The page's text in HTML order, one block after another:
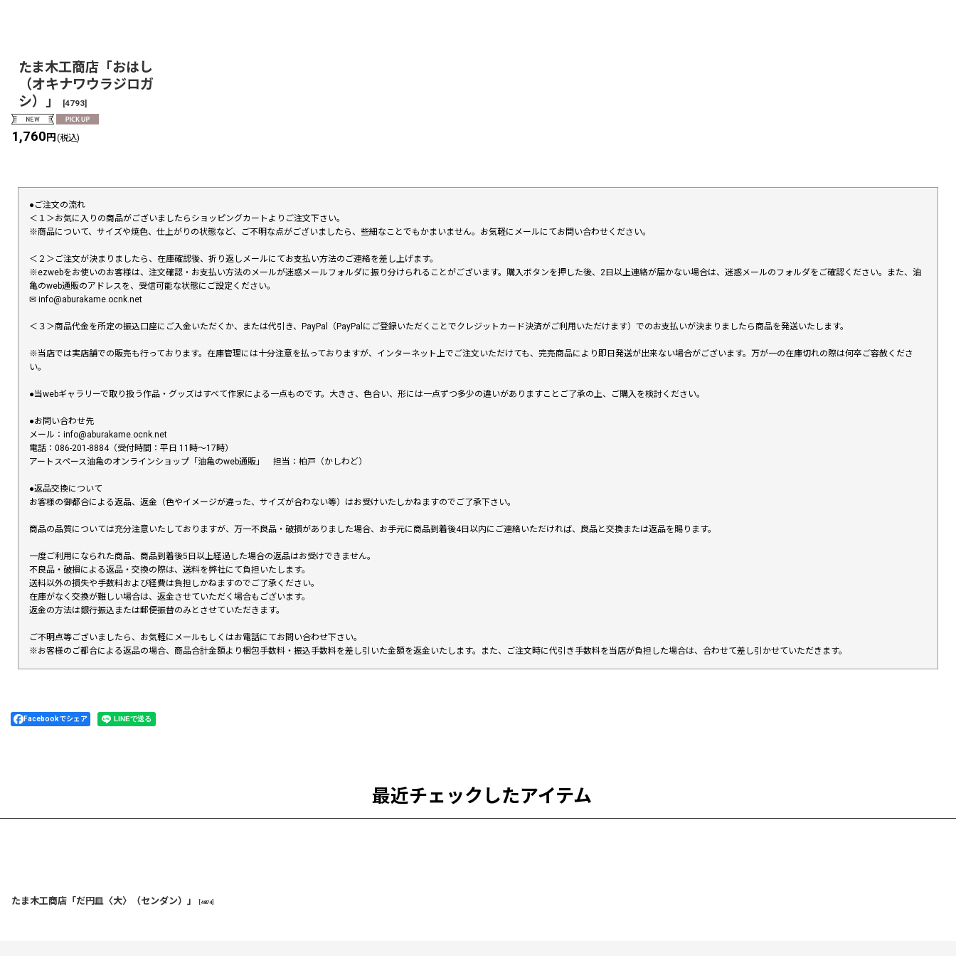
たま木工商店「おはし
（オキナワウラジロガ
シ）」
[4793]
1,760円 (税込)
●ご注文の流れ
＜１＞お気に入りの商品がございましたらショッピングカートよりご注文下さい。
※商品について、サイズや焼色、仕上がりの状態など、ご不明な点がございましたら、些細なことでもかまいません。お気軽にメールにてお問い合わせください。
＜２＞ご注文が決まりましたら、在庫確認後、折り返しメールにてお支払い方法のご連絡を差し上げます。
※ezwebをお使いのお客様は、注文確認・お支払い方法のメールが迷惑メールフォルダに振り分けられることがございます。購入ボタンを押した後、2日以上連絡が届かない場合は、迷惑メールのフォルダをご確認ください。また、油
亀のweb通販のアドレスを、受信可能な状態にご設定ください。
✉︎ info@aburakame.ocnk.net
＜３＞商品代金を所定の振込口座にご入金いただくか、または代引き、PayPal（PayPalにご登録いただくことでクレジットカード決済がご利用いただけます）でのお支払いが決まりましたら商品を発送いたします。
※当店では実店舗での販売も行っております。在庫管理には十分注意を払っておりますが、インターネット上でご注文いただけても、完売商品により即日発送が出来ない場合がございます。万が一の在庫切れの際は何卒ご容赦くださ
い。
●当webギャラリーで取り扱う作品・グッズはすべて作家による一点ものです。大きさ、色合い、形には一点ずつ多少の違いがありますことご了承の上、ご購入を検討ください。
●お問い合わせ先
メール：info@aburakame.ocnk.net
電話：086-201-8884（受付時間：平日 11時〜17時）
アートスペース油亀のオンラインショップ「油亀のweb通販」 担当：柏戸（かしわど）
●返品交換について
お客様の御都合による返品、返金（色やイメージが違った、サイズが合わない等）はお受けいたしかねますのでご了承下さい。
商品の品質については充分注意いたしておりますが、万一不良品・破損がありました場合、お手元に商品到着後4日以内にご連絡いただければ、良品と交換または返品を賜ります。
一度ご利用になられた商品、商品到着後5日以上経過した場合の返品はお受けできません。
不良品・破損による返品・交換の際は、送料を弊社にて負担いたします。
送料以外の損失や手数料および経費は負担しかねますのでご了承ください。
在庫がなく交換が難しい場合は、返金させていただく場合もございます。
返金の方法は銀行振込または郵便振替のみとさせていただきます。
ご不明点等ございましたら、お気軽にメールもしくはお電話にてお問い合わせ下さい。
※お客様のご都合による返品の場合、商品合計金額より梱包手数料・振込手数料を差し引いた金額を返金いたします。また、ご注文時に代引き手数料を当店が負担した場合は、合わせて差し引かせていただきます。
Facebookでシェア
最近チェックしたアイテム
たま木工商店「だ円皿〈大〉（センダン）」 4874]